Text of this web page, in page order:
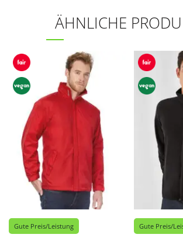
ÄHNLICHE
Gute Preis/Leistung Gute Preis/